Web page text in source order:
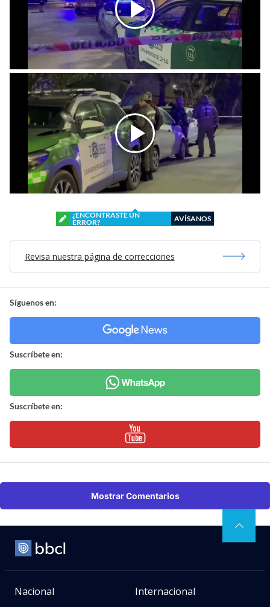
¿ENCONTRASTE UN
ERROR?
AVÍSANOS
Revisa nuestra página de correcciones
Síguenos en:
Suscríbete en:
Suscríbete en:
Mostrar Comentarios
Nacional Internacional